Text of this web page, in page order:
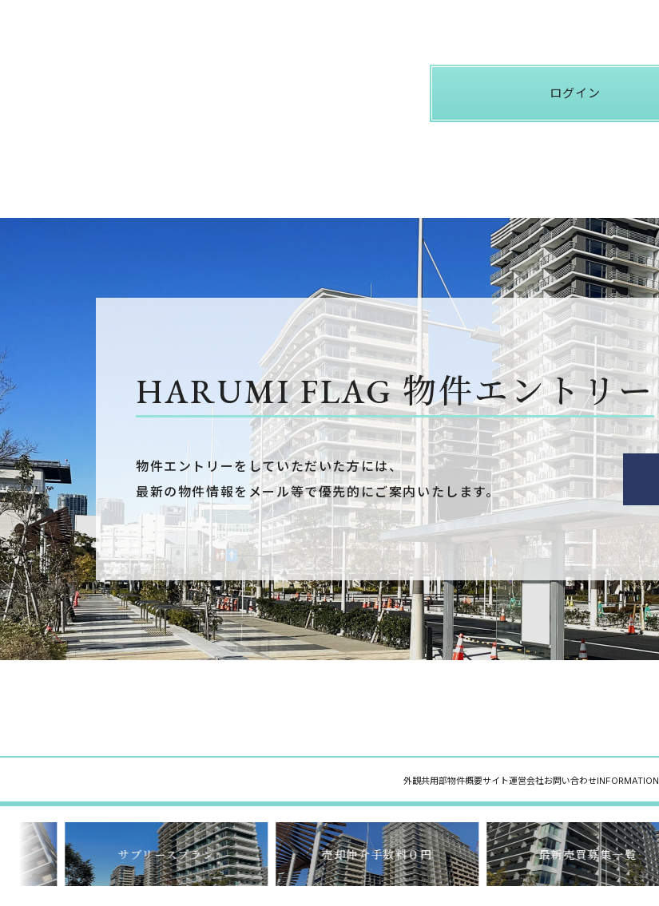
ログイン
HARUMI FLAG物件エントリー
物件エントリーをしていただいた方には、
最新の物件情報をメール等で優先的にご案内いたします。
外観共用部物件概要サイト運営会社お問い合わせINFORMATION
サブリースプラン 売却仲介手数料０円 最新売買募集一覧